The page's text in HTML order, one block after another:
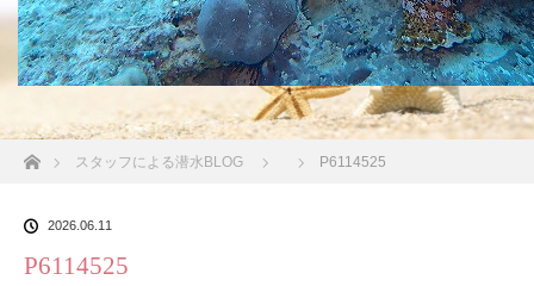
ホームスタッフによる潜水BLOG P6114525
2026.06.11
P6114525